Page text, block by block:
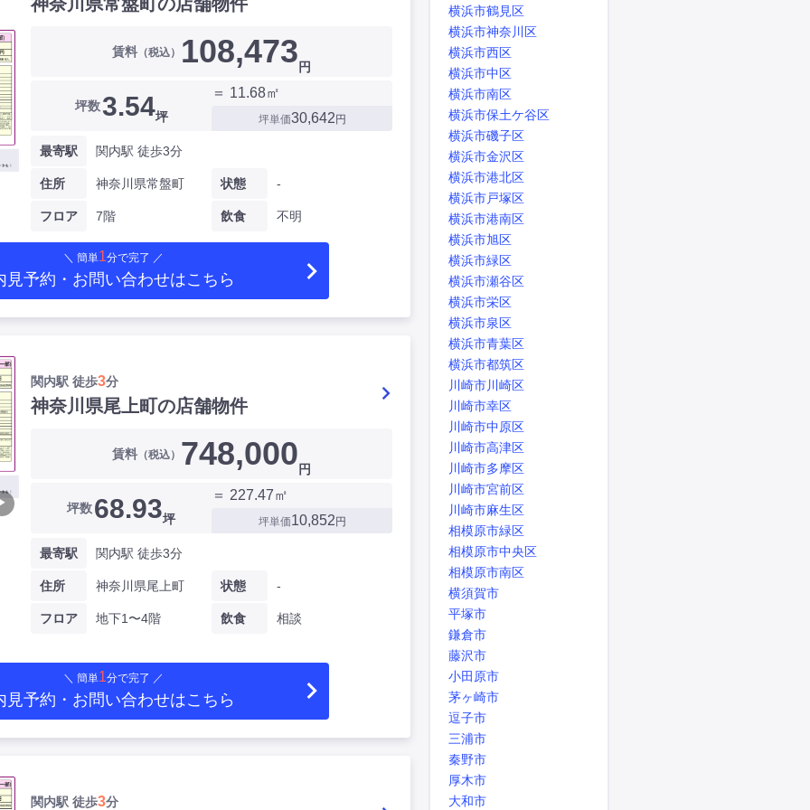
賃料 （税込） 108,473 円
坪数3.54坪
＝ 11.68㎡
坪単価30,642 円
最寄駅 関内駅 徒歩3分
住所 神奈川県常盤町
フロア 7階
状態 -
飲食 不明
＼ 簡単1分で完了 ／
見予約・お問い合わせはこちら
関内駅 徒歩3分
神奈川県尾上町の店舗物件
賃料 （税込） 748,000 円
坪数68.93坪
＝ 227.47㎡
坪単価10,852 円
最寄駅 関内駅 徒歩3分
住所 神奈川県尾上町
フロア 地下1〜4階
状態 -
飲食 相談
＼ 簡単1分で完了 ／
見予約・お問い合わせはこちら
関内駅 徒歩3分
横浜市鶴見区
横浜市神奈川区
横浜市西区
横浜市中区
横浜市南区
横浜市保土ケ谷区
横浜市磯子区
横浜市金沢区
横浜市港北区
横浜市戸塚区
横浜市港南区
横浜市旭区
横浜市緑区
横浜市瀬谷区
横浜市栄区
横浜市泉区
横浜市青葉区
横浜市都筑区
川崎市川崎区
川崎市幸区
川崎市中原区
川崎市高津区
川崎市多摩区
川崎市宮前区
川崎市麻生区
相模原市緑区
相模原市中央区
相模原市南区
横須賀市
平塚市
鎌倉市
藤沢市
小田原市
茅ヶ崎市
逗子市
三浦市
秦野市
厚木市
大和市